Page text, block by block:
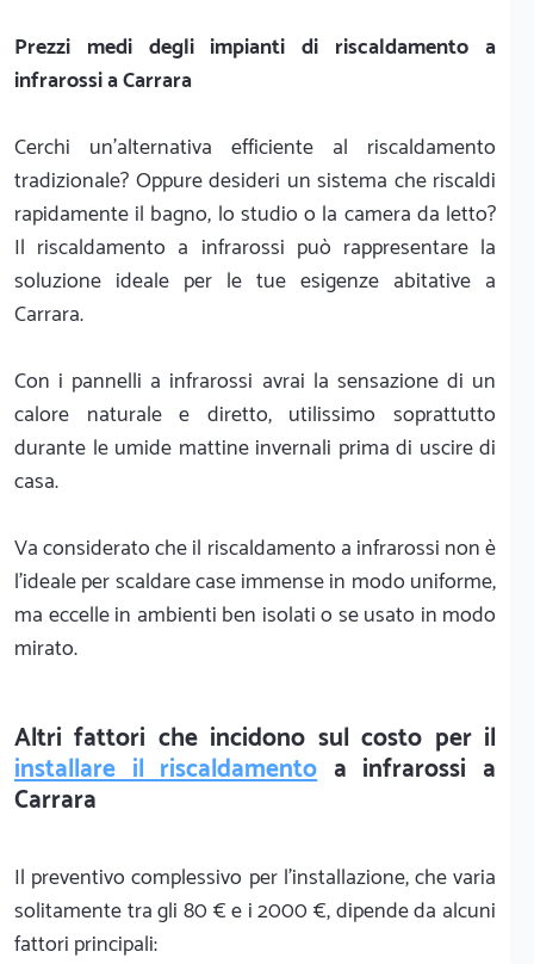
Prezzi medi degli impianti di riscaldamento a
infrarossi a Carrara
Cerchi un'alternativa efficiente al riscaldamento
tradizionale? Oppure desideri un sistema che riscaldi
rapidamente il bagno, lo studio o la camera da letto?
Il riscaldamento a infrarossi può rappresentare la
soluzione ideale per le tue esigenze abitative a
Carrara.
Con i pannelli a infrarossi avrai la sensazione di un
calore naturale e diretto, utilissimo soprattutto
durante le umide mattine invernali prima di uscire di
casa.
Va considerato che il riscaldamento a infrarossi non è
l'ideale per scaldare case immense in modo uniforme,
ma eccelle in ambienti ben isolati o se usato in modo
mirato.
Altri fattori che incidono sul costo per il
installare il riscaldamentoa infrarossi a
Carrara
Il preventivo complessivo per l'installazione, che varia
solitamente tra gli 80 € e i 2000 €, dipende da alcuni
fattori principali: